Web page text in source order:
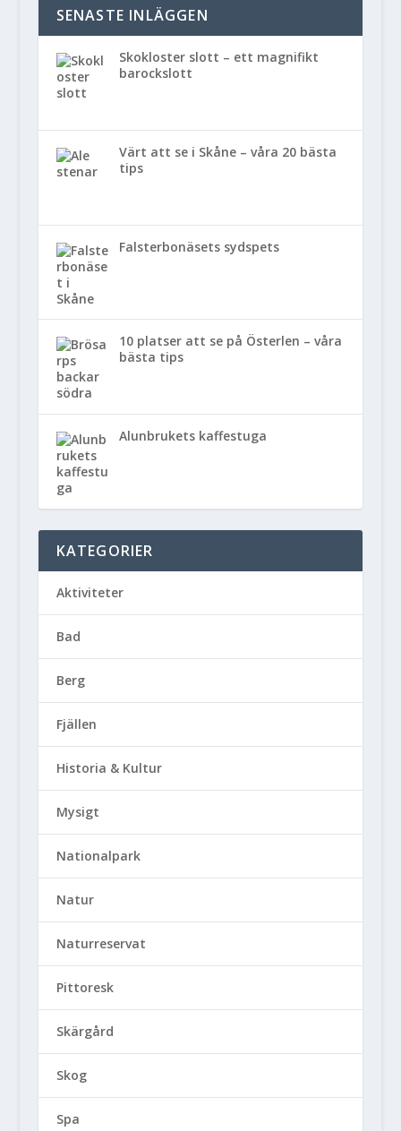
SENASTE INLÄGGEN
Skokloster slott – ett magnifikt
barockslott
Värt att se i Skåne – våra 20 bästa
tips
Falsterbonäsets sydspets
10 platser att se på Österlen – våra
bästa tips
Alunbrukets kaffestuga
KATEGORIER
Aktiviteter
Bad
Berg
Fjällen
Historia & Kultur
Mysigt
Nationalpark
Natur
Naturreservat
Pittoresk
Skärgård
Skog
Spa